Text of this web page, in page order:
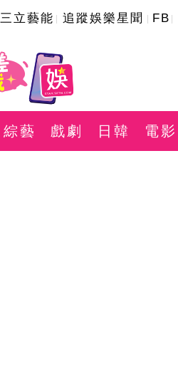
三立藝能 追蹤娛樂星聞 FB
綜藝 戲劇 日韓 電影